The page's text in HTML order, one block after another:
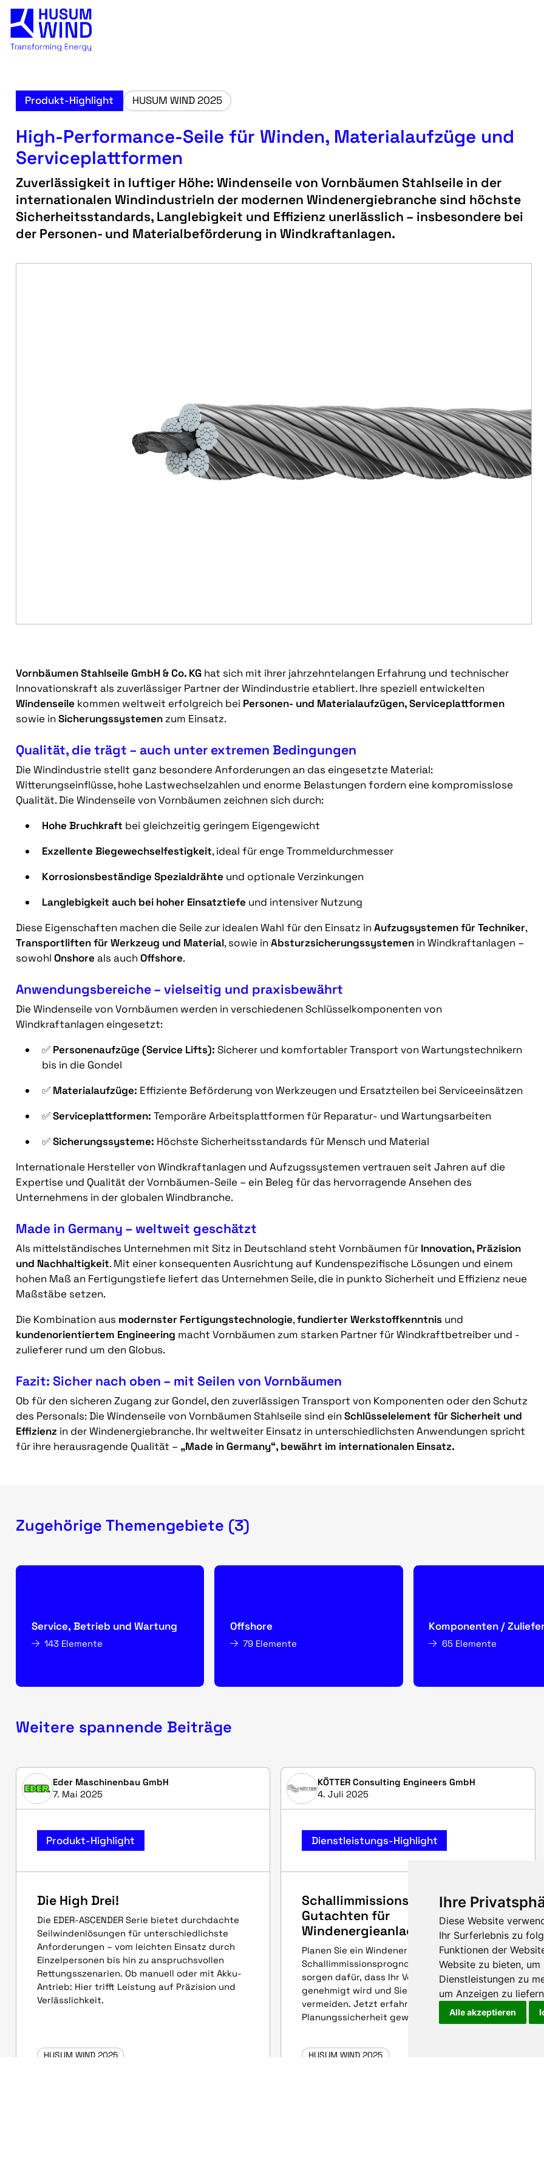
Ihre
Diese Website
Ihr Surferlebnis zu
Funktionen der
Website zu bieten, um
Dienstleistungen zu
um Anzeigen zu
Alle akzeptieren
Produkt-Highlight HUSUM WIND 2025
High-Performance-Seile für Winden, Materialaufzüge und
Serviceplattformen
Zuverlässigkeit in luftiger Höhe: Windenseile von Vornbäumen Stahlseile in der
internationalen WindindustrieIn der modernen Windenergiebranche sind höchste
Sicherheitsstandards, Langlebigkeit und Effizienz unerlässlich – insbesondere bei
der Personen- und Materialbeförderung in Windkraftanlagen.
Vornbäumen Stahlseile GmbH & Co. KG hat sich mit ihrer jahrzehntelangen Erfahrung und technischer
Innovationskraft als zuverlässiger Partner der Windindustrie etabliert. Ihre speziell entwickelten
Windenseile kommen weltweit erfolgreich bei Personen- und Materialaufzügen, Serviceplattformen
sowie inSicherungssystemen zum Einsatz.
Qualität, die trägt – auch unter extremen Bedingungen
Die Windindustrie stellt ganz besondere Anforderungen an das eingesetzte Material:
Witterungseinflüsse, hohe Lastwechselzahlen und enorme Belastungen fordern eine kompromisslose
Qualität. Die Windenseile von Vornbäumen zeichnen sich durch:
Hohe Bruchkraft bei gleichzeitig geringem Eigengewicht
Exzellente Biegewechselfestigkeit, ideal für enge Trommeldurchmesser
Korrosionsbeständige Spezialdrähte und optionale Verzinkungen
Langlebigkeit auch bei hoher Einsatztiefe und intensiver Nutzung
Diese Eigenschaften machen die Seile zur idealen Wahl für den Einsatz inAufzugsystemen für Techniker,
Transportliften für Werkzeug und Material, sowie inAbsturzsicherungssystemen in Windkraftanlagen –
sowohl Onshore als auchOffshore.
Anwendungsbereiche – vielseitig und praxisbewährt
Die Windenseile von Vornbäumen werden in verschiedenen Schlüsselkomponenten von
Windkraftanlagen eingesetzt:
✅ Personenaufzüge (Service Lifts): Sicherer und komfortabler Transport von Wartungstechnikern
bis in die Gondel
✅ Materialaufzüge: Effiziente Beförderung von Werkzeugen und Ersatzteilen bei Serviceeinsätzen
✅Serviceplattformen: Temporäre Arbeitsplattformen für Reparatur- und Wartungsarbeiten
✅Sicherungssysteme: Höchste Sicherheitsstandards für Mensch und Material
Internationale Hersteller von Windkraftanlagen und Aufzugssystemen vertrauen seit Jahren auf die
Expertise und Qualität der Vornbäumen-Seile – ein Beleg für das hervorragende Ansehen des
Unternehmens in der globalen Windbranche.
Made in Germany – weltweit geschätzt
Als mittelständisches Unternehmen mit Sitz in Deutschland steht Vornbäumen für Innovation, Präzision
und Nachhaltigkeit. Mit einer konsequenten Ausrichtung auf Kundenspezifische Lösungen und einem
hohen Maß an Fertigungstiefe liefert das Unternehmen Seile, die in punkto Sicherheit und Effizienz neue
Maßstäbe setzen.
Die Kombination aus modernster Fertigungstechnologie,fundierter Werkstoffkenntnis und
kundenorientiertem Engineering macht Vornbäumen zum starken Partner für Windkraftbetreiber und -
zulieferer rund um den Globus.
Fazit: Sicher nach oben – mit Seilen von Vornbäumen
Ob für den sicheren Zugang zur Gondel, den zuverlässigen Transport von Komponenten oder den Schutz
des Personals: Die Windenseile von Vornbäumen Stahlseile sind einSchlüsselelement für Sicherheit und
Effizienz in der Windenergiebranche. Ihr weltweiter Einsatz in unterschiedlichsten Anwendungen spricht
für ihre herausragende Qualität – „Made in Germany“, bewährt im internationalen Einsatz.
Zugehörige Themengebiete (3)
Service, Betrieb und Wartung
143 Elemente
Offshore
79 Elemente
Komponenten /
65 Elemente
Weitere spannende Beiträge
Eder Maschinenbau GmbH
7. Mai 2025
Produkt-Highlight
Die High Drei!
Die EDER-ASCENDER Serie bietet durchdachte
Seilwindenlösungen für unterschiedlichste
Anforderungen – vom leichten Einsatz durch
Einzelpersonen bis hin zu anspruchsvollen
Rettungsszenarien. Ob manuell oder mit Akku-
Antrieb: Hier trifft Leistung auf Präzision und
Verlässlichkeit.
HUSUM WIND 2025
KÖTTER Consulting Engineers GmbH
4. Juli 2025
Dienstleistungs-Highlight
Schallimmissionsprognosen und
Gutachten für
Windenergieanlagen
Planen Sie ein Windenergieprojekt? Unsere
Schallimmissionsprognosen und Gutachten
sorgen dafür, dass Ihr Vorhaben reibungslos
genehmigt wird und Sie böse Überraschungen
vermeiden. Jetzt erfahren, wie Sie mit uns
Planungssicherheit gewinnen!
HUSUM WIND 2025